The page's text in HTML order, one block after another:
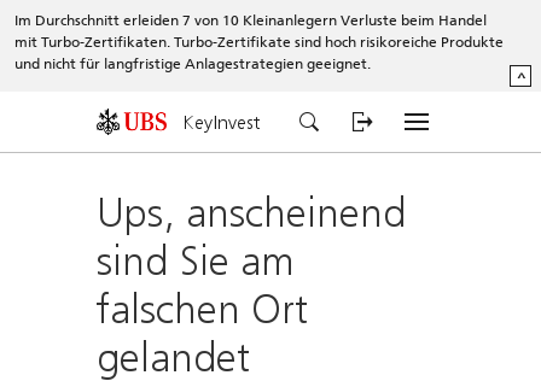
Im Durchschnitt erleiden 7 von 10 Kleinanlegern Verluste beim Handel
mit Turbo-Zertifikaten. Turbo-Zertifikate sind hoch risikoreiche Produkte
und nicht für langfristige Anlagestrategien geeignet.
^
KeyInvest
Ups, anscheinend
sind Sie am
falschen Ort
gelandet